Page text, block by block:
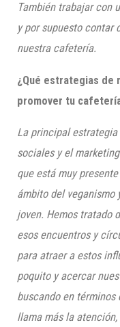
También trabajar con
y por supuesto contar
nuestra cafetería.
¿Qué estrategias de
promover tu
La principal
sociales y el
que está muy
ámbito del veganismo
joven. Hemos tratado
esos encuentros y
para atraer a estos
poquito y acercar
buscando en términos
llama más la